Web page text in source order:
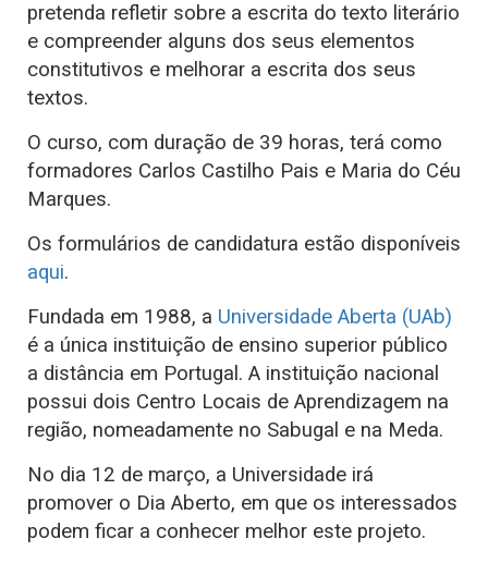
pretenda refletir sobre a escrita do texto literário
e compreender alguns dos seus elementos
constitutivos e melhorar a escrita dos seus
textos.
O curso, com duração de 39 horas, terá como
formadores Carlos Castilho Pais e Maria do Céu
Marques.
Os formulários de candidatura estão disponíveis
aqui.
Fundada em 1988, a Universidade Aberta (UAb)
é a única instituição de ensino superior público
a distância em Portugal. A instituição nacional
possui dois Centro Locais de Aprendizagem na
região, nomeadamente no Sabugal e na Meda.
No dia 12 de março, a Universidade irá
promover o Dia Aberto, em que os interessados
podem ficar a conhecer melhor este projeto.